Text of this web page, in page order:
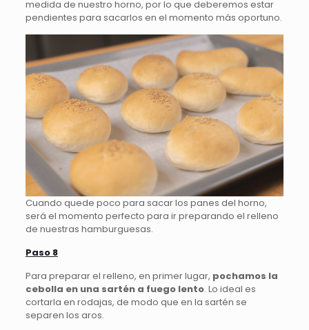
medida de nuestro horno, por lo que deberemos estar
pendientes para sacarlos en el momento más oportuno.
Cuando quede poco para sacar los panes del horno,
será el momento perfecto para ir preparando el relleno
de nuestras hamburguesas.
Paso 8
Para preparar el relleno, en primer lugar, pochamos la
cebolla en una sartén a fuego lento. Lo ideal es
cortarla en rodajas, de modo que en la sartén se
separen los aros.